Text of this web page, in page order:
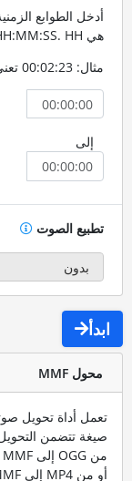
أدخل الطوابع
هي HH:MM:SS. HH = ساعة، MM = دقائق، SS = ثوانٍ.
مثال: 00:02:23 تعني دقيقتين و23 ثانية.
إلى
تطبيع الصوت
ابدأ
محول MMF
أو من MP4 إلى MMF أو من FLV إلى MMF وغيرها الكثير.